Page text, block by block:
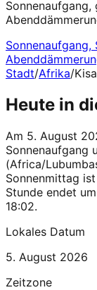
Sonnenaufgang,
Sonnenaufgang,
Stadt/Afrika/
Heute in
Am 5. August
Sonnenaufgang
(Africa/
Sonnenmittag
Stunde endet
18:02.
Lokales Datum
5. August 2026
Zeitzone